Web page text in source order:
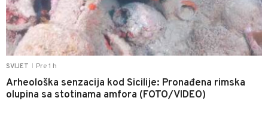
SVIJET Pre 1 h
Arheološka senzacija kod Sicilije: Pronađena rimska
olupina sa stotinama amfora (FOTO/VIDEO)